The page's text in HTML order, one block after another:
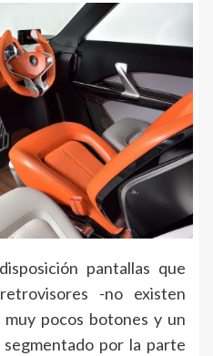
pantallas que
-no existen
pocos botones y un
por la parte